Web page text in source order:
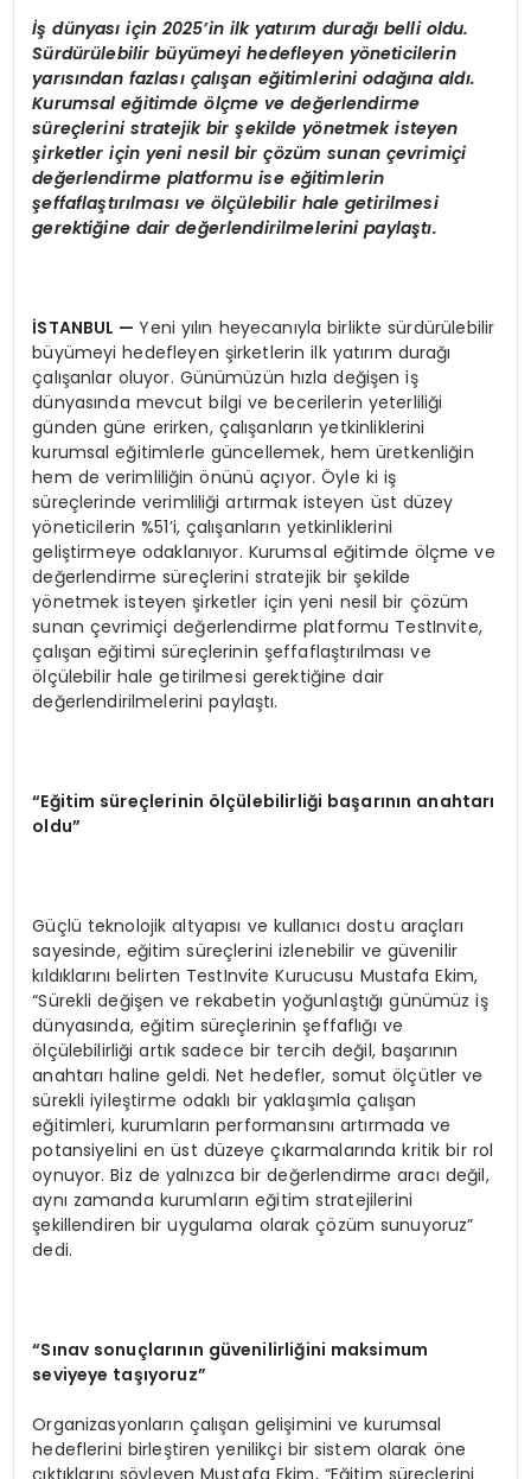
İş dünyası için 2025’in ilk yatırım durağı belli oldu.
Sürdürülebilir büyümeyi hedefleyen yöneticilerin
yarısından fazlası çalışan eğitimlerini odağına aldı.
Kurumsal eğitimdeölçme ve değerlendirme
süreçlerini stratejik bir şekilde yönetmek isteyen
şirketler için yeni nesil bir çözüm sunan çevrimiçi
değerlendirme platformu ise eğitimlerin
şeffaflaştırılması veölçülebilir hale getirilmesi
gerektiğine dair değerlendirilmelerini paylaştı.
İSTANBUL —Yeni yılın heyecanıyla birlikte sürdürülebilir
büyümeyi hedefleyen şirketlerin ilk yatırım durağı
çalışanlar oluyor. Günümüzün hızla değişen iş
dünyasında mevcut bilgi ve becerilerin yeterliliği
günden güne erirken, çalışanların yetkinliklerini
kurumsal eğitimlerle güncellemek, hem üretkenliğin
hem de verimliliğin önünü açıyor. Öyle ki iş
süreçlerinde verimliliği artırmak isteyen üst düzey
yöneticilerin %51’i, çalışanların yetkinliklerini
geliştirmeye odaklanıyor. Kurumsal eğitimde ölçme ve
değerlendirme süreçlerini stratejik bir şekilde
yönetmek isteyen şirketler için yeni nesil bir çözüm
sunan çevrimiçi değerlendirme platformu TestInvite,
çalışan eğitimi süreçlerinin şeffaflaştırılması ve
ölçülebilir hale getirilmesi gerektiğine dair
değerlendirilmelerini paylaştı.
“Eğitim süreçlerinin ölçülebilirliği başarının anahtarı
oldu”
Güçlü teknolojik altyapısı ve kullanıcı dostu araçları
sayesinde, eğitim süreçlerini izlenebilir ve güvenilir
kıldıklarını belirten TestInvite Kurucusu Mustafa Ekim,
“Sürekli değişen ve rekabetin yoğunlaştığı günümüz iş
dünyasında, eğitim süreçlerinin şeffaflığı ve
ölçülebilirliği artık sadece bir tercih değil, başarının
anahtarı haline geldi. Net hedefler, somut ölçütler ve
sürekli iyileştirme odaklı bir yaklaşımla çalışan
eğitimleri, kurumların performansını artırmada ve
potansiyelini en üst düzeye çıkarmalarında kritik bir rol
oynuyor. Biz de yalnızca bir değerlendirme aracı değil,
aynı zamanda kurumların eğitim stratejilerini
şekillendiren bir uygulama olarak çözüm sunuyoruz”
dedi.
“Sınav sonuçlarının güvenilirliğini maksimum
seviyeye taşıyoruz”
Organizasyonların çalışan gelişimini ve kurumsal
hedeflerini birleştiren yenilikçi bir sistem olarak öne